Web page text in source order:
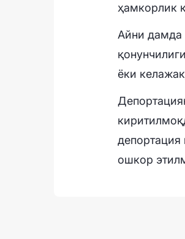
ҳамкорлик
Айни дамда
ёки
депортация
ошкор